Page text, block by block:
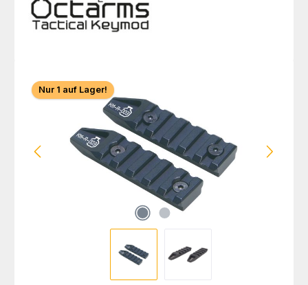
Bildergalerie überspringen
Nur 1 auf Lager!